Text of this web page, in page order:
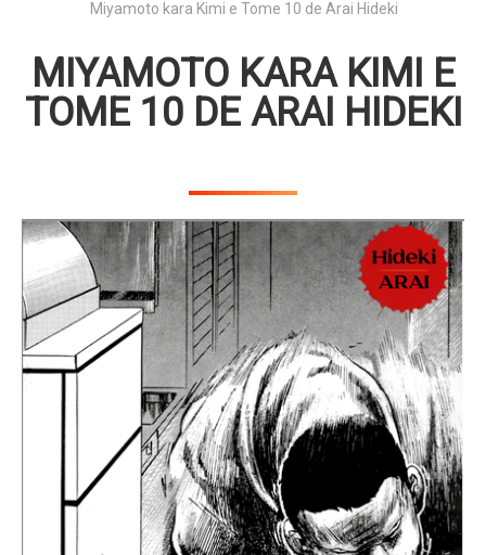
Miyamoto kara Kimi e Tome 10 de Arai Hideki
MIYAMOTO KARA KIMI E
TOME 10 DE ARAI HIDEKI